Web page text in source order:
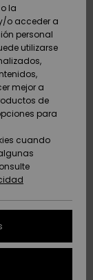
la
o acceder a
personal
utilizarse
mejor a
de
para
cuando